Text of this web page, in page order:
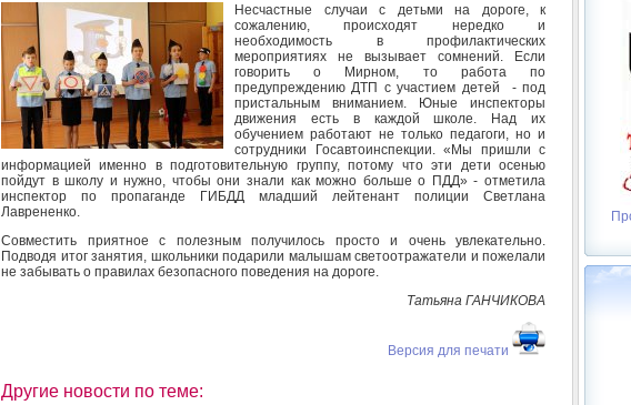
Несчастные случаи с детьми на дороге, к
сожалению, происходят нередко и
необходимость в профилактических
мероприятиях не вызывает сомнений. Если
говорить о Мирном, то работа по
предупреждению ДТП с участием детей - под
пристальным вниманием. Юные инспекторы
движения есть в каждой школе. Над их
обучением работают не только педагоги, но и
сотрудники Госавтоинспекции. «Мы пришли с
информацией именно в подготовительную группу, потому что эти дети осенью
пойдут в школу и нужно, чтобы они знали как можно больше о ПДД» - отметила
инспектор по пропаганде ГИБДД младший лейтенант полиции Светлана
Лаврененко.
Совместить приятное с полезным получилось просто и очень увлекательно.
Подводя итог занятия, школьники подарили малышам светоотражатели и пожелали
не забывать о правилах безопасного поведения на дороге.
Татьяна ГАНЧИКОВА
Версия для печати
Другие новости по теме: